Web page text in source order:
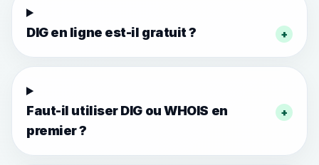
DIG en ligne est-il gratuit ? +
Faut-il utiliser DIG ou WHOIS en
premier ?
+